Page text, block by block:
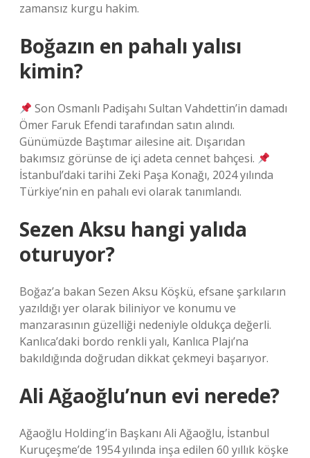
zamansız kurgu hakim.
Boğazın en pahalı yalısı
kimin?
Son Osmanlı Padişahı Sultan Vahdettin’in damadı
Ömer Faruk Efendi tarafından satın alındı.
Günümüzde Baştımar ailesine ait. Dışarıdan
bakımsız görünse de içi adeta cennet bahçesi.
İstanbul’daki tarihi Zeki Paşa Konağı, 2024 yılında
Türkiye’nin en pahalı evi olarak tanımlandı.
Sezen Aksu hangi yalıda
oturuyor?
Boğaz’a bakan Sezen Aksu Köşkü, efsane şarkıların
yazıldığı yer olarak biliniyor ve konumu ve
manzarasının güzelliği nedeniyle oldukça değerli.
Kanlıca’daki bordo renkli yalı, Kanlıca Plajı’na
bakıldığında doğrudan dikkat çekmeyi başarıyor.
Ali Ağaoğlu’nun evi nerede?
Ağaoğlu Holding’in Başkanı Ali Ağaoğlu, İstanbul
Kuruçeşme’de 1954 yılında inşa edilen 60 yıllık köşke